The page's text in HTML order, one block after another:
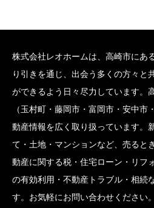
株式会社レオホームは、高崎市にあ
り引きを通じ、出会う多くの方々と
ができるよう日々尽力しています。
（玉村町・藤岡市・富岡市・安中
動産情報を広く取り扱っています。
て・土地・マンションなど、売ると
動産に関する税・住宅ローン・リフ
の有効利用・不動産トラブル・相続
す。お気軽にお問い合わせください。